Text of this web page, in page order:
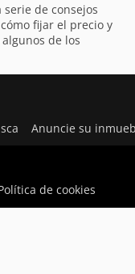
de consejos
fijar el precio y
de los
Anuncie su
de cookies